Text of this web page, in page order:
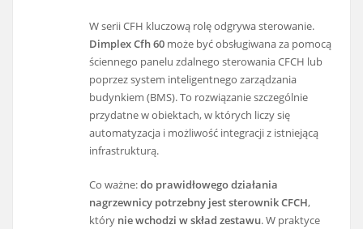
W serii CFH kluczową rolę odgrywa sterowanie.
Dimplex Cfh 60 może być obsługiwana za pomocą
ściennego panelu zdalnego sterowania CFCH lub
poprzez system inteligentnego zarządzania
budynkiem (BMS). To rozwiązanie szczególnie
przydatne w obiektach, w których liczy się
automatyzacja i możliwość integracji z istniejącą
infrastrukturą.
Co ważne:do prawidłowego działania
nagrzewnicy potrzebny jest sterownik CFCH,
który nie wchodzi w skład zestawu. W praktyce